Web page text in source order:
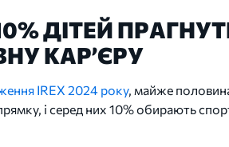
ДІТЕЙ
КАР’ЄРУ
IREX 2024 року, майже
і серед них 10% обирають